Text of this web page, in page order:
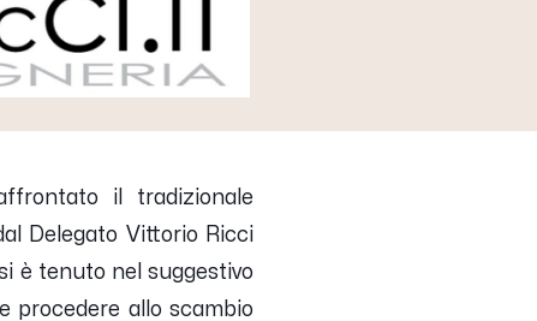
il tradizionale
Delegato Vittorio Ricci
è tenuto nel suggestivo
procedere allo scambio